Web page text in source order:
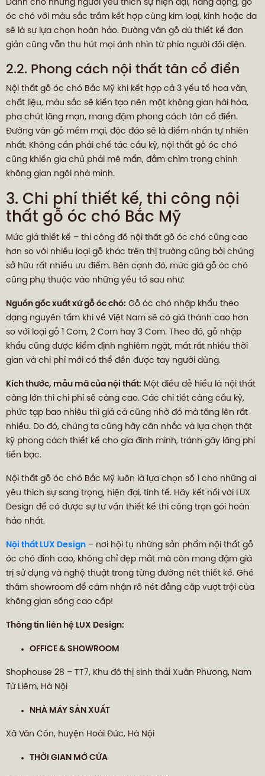
Dành cho những người yêu thích sự hiện đại, năng động, gỗ
óc chó với màu sắc trầm kết hợp cùng kim loại, kính hoặc da
sẽ là sự lựa chọn hoàn hảo. Đường vân gỗ dù thiết kế đơn
giản cũng vẫn thu hút mọi ánh nhìn từ phía người đối diện.
2.2. Phong cách nội thất tân cổ điển
Nội thất gỗ óc chó Bắc Mỹ khi kết hợp cả 3 yếu tố hoa văn,
chất liệu, màu sắc sẽ kiến tạo nên một không gian hài hòa,
pha chút lãng mạn, mang đậm phong cách tân cổ điển.
Đường vân gỗ mềm mại, độc đáo sẽ là điểm nhấn tự nhiên
nhất. Không cần phải chế tác cầu kỳ, nội thất gỗ óc chó
cũng khiến gia chủ phải mê mẩn, đắm chìm trong chính
không gian ngôi nhà mình.
3. Chi phí thiết kế, thi công nội
thất gỗ óc chó Bắc Mỹ
Mức giá thiết kế – thi công đồ nội thất gỗ óc chó cũng cao
hơn so với nhiều loại gỗ khác trên thị trường cũng bởi chúng
sở hữu rất nhiều ưu điểm. Bên cạnh đó, mức giá gỗ óc chó
cũng phụ thuộc vào những yếu tố sau như:
Nguồn gốc xuất xứ gỗ óc chó: Gỗ óc chó nhập khẩu theo
dạng nguyên tấm khi về Việt Nam sẽ có giá thành cao hơn
so với loại gỗ 1 Com, 2 Com hay 3 Com. Theo đó, gỗ nhập
khẩu cũng được kiểm định nghiêm ngặt, mất rất nhiều thời
gian và chi phí mới có thể đến được tay người dùng.
Kích thước, mẫu mã của nội thất: Một điều dễ hiểu là nội thất
càng lớn thì chi phí sẽ càng cao. Các chi tiết càng cầu kỳ,
phức tạp bao nhiêu thì giá cả cũng nhờ đó mà tăng lên rất
nhiều. Do đó, chúng ta cũng hãy cân nhắc và lựa chọn thật
kỹ phong cách thiết kế cho gia đình mình, tránh gây lãng phí
tiền bạc.
Nội thất gỗ óc chó Bắc Mỹ luôn là lựa chọn số 1 cho những ai
yêu thích sự sang trọng, hiện đại, tinh tế. Hãy kết nối với LUX
Design để có được sự tư vấn thiết kế thi công trọn gói hoàn
hảo nhất.
Nội thất LUX Design – nơi hội tụ những sản phẩm nội thất gỗ
óc chó đỉnh cao, không chỉ đẹp mắt mà còn mang đậm giá
trị sử dụng và nghệ thuật trong từng đường nét thiết kế. Ghé
thăm showroom để cảm nhận rõ nét đẳng cấp vượt trội của
không gian sống cao cấp!
Thông tin liên hệ LUX Design:
OFFICE & SHOWROOM
Shophouse 28 – TT7, Khu đô thị sinh thái Xuân Phương, Nam
Từ Liêm, Hà Nội
NHÀ MÁY SẢN XUẤT
Xã Vân Côn, huyện Hoài Đức, Hà Nội
THỜI GIAN MỞ CỬA